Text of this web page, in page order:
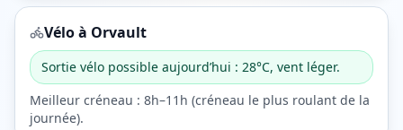
Vélo à Orvault
Sortie vélo possible aujourd’hui : 28°C, vent léger.
Meilleur créneau : 8h–11h (créneau le plus roulant de la
journée).